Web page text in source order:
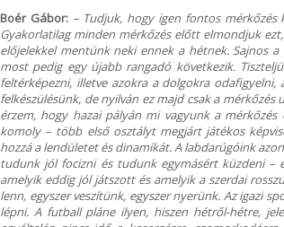
Boér Gábor: – Tudjuk, hogy igen fontos mérkőzés
Gyakorlatilag minden mérkőzés előtt elmondjuk
előjelekkel mentünk neki ennek a hétnek. Sajnos
most pedig egy újabb rangadó következik.
feltérképezni, illetve azokra a dolgokra
felkészülésünk, de nyilván ez majd csak a
érzem, hogy hazai pályán mi vagyunk a
komoly – több első osztályt megjárt játékos
hozzá a lendületet és dinamikát. A labdarúgóink
tudunk jól focizni és tudunk egymásért küzdeni –
amelyik eddig jól játszott és amelyik a szerdai
lenn, egyszer veszítünk, egyszer nyerünk. Az igazi
lépni. A futball pláne ilyen, hiszen hétről-hétre,